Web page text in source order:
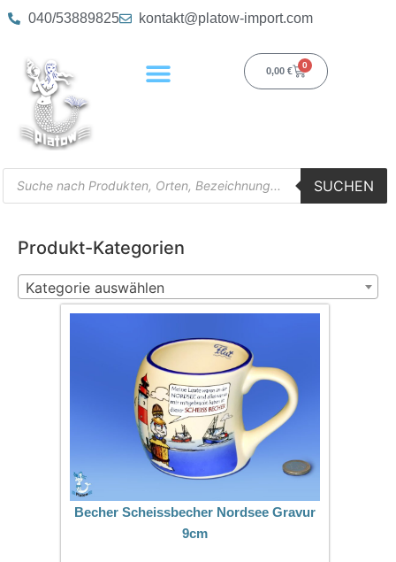
040/53889825 kontakt@platow-import.com
0,00 €
0
SUCHEN
Produkt-Kategorien
Kategorie auswählen
Becher Scheissbecher Nordsee Gravur
9cm